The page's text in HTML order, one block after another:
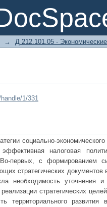
→ Д 212.101.05 -
1/331
социально-
налоговая
первых, с формированием
стратегических
необходимость уточнения и
стратегических
территориального развития